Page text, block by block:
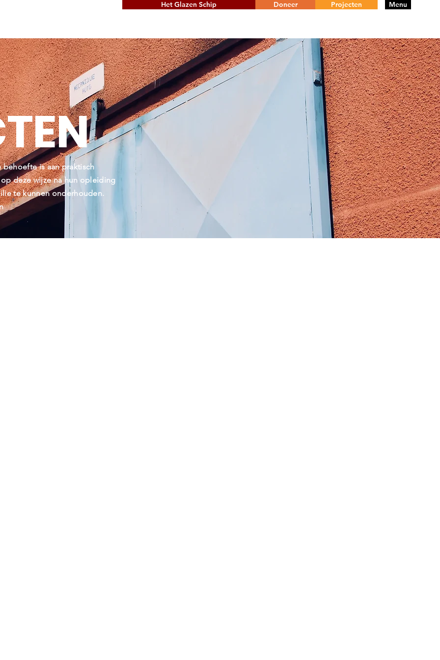
Het Glazen Schip Menu
Doneer Projecten
behoefte is aan praktisch
deze wijze na hun opleiding
te kunnen onderhouden.